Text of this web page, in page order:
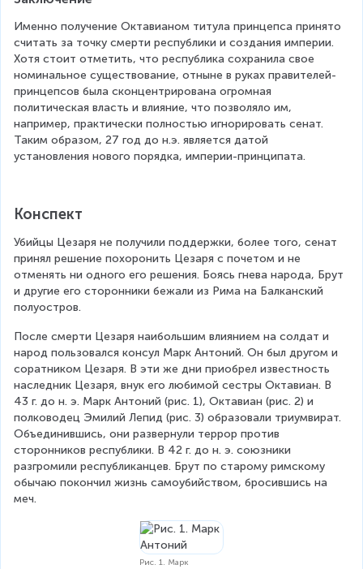
Именно получение Октавианом титула принцепса принято
считать за точку смерти республики и создания империи.
Хотя стоит отметить, что республика сохранила свое
номинальное существование, отныне в руках правителей-
принцепсов была сконцентрирована огромная
политическая власть и влияние, что позволяло им,
например, практически полностью игнорировать сенат.
Таким образом, 27 год до н.э. является датой
установления нового порядка, империи-принципата.
Конспект
Убийцы Цезаря не получили поддержки, более того, сенат
принял решение похоронить Цезаря с почетом и не
отменять ни одного его решения. Боясь гнева народа, Брут
и другие его сторонники бежали из Рима на Балканский
полуостров.
После смерти Цезаря наибольшим влиянием на солдат и
народ пользовался консул Марк Антоний. Он был другом и
соратником Цезаря. В эти же дни приобрел известность
наследник Цезаря, внук его любимой сестры Октавиан. В
43 г. до н. э. Марк Антоний (рис. 1), Октавиан (рис. 2) и
полководец Эмилий Лепид (рис. 3) образовали триумвират.
Объединившись, они развернули террор против
сторонников республики. В 42 г. до н. э. союзники
разгромили республиканцев. Брут по старому римскому
обычаю покончил жизнь самоубийством, бросившись на
меч.
Рис. 1. Марк